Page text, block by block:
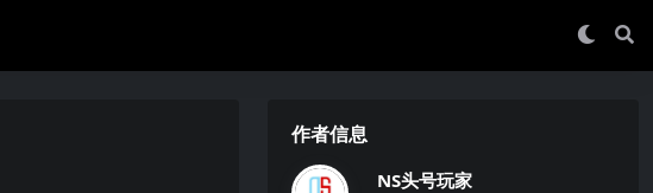
作者信息
NS头号玩家